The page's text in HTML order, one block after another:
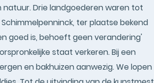
Drie landgoederen waren tot
Schimmelpenninck, ter plaatse bekend
goed is, behoeft geen verandering'
staat verkeren. Bij een
en bakhuizen aanwezig. We lopen